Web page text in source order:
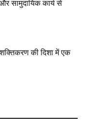
सामुदायिक कार्य से
की दिशा में एक